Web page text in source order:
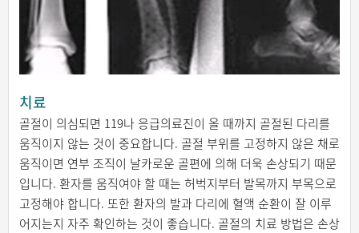
치료
골절이 의심되면 119나 응급의료진이 올 때까지 골절된 다리를
움직이지 않는 것이 중요합니다. 골절 부위를 고정하지 않은 채로
움직이면 연부 조직이 날카로운 골편에 의해 더욱 손상되기 때문
입니다. 환자를 움직여야 할 때는 허벅지부터 발목까지 부목으로
고정해야 합니다. 또한 환자의 발과 다리에 혈액 순환이 잘 이루
어지는지 자주 확인하는 것이 좋습니다. 골절의 치료 방법은 손상